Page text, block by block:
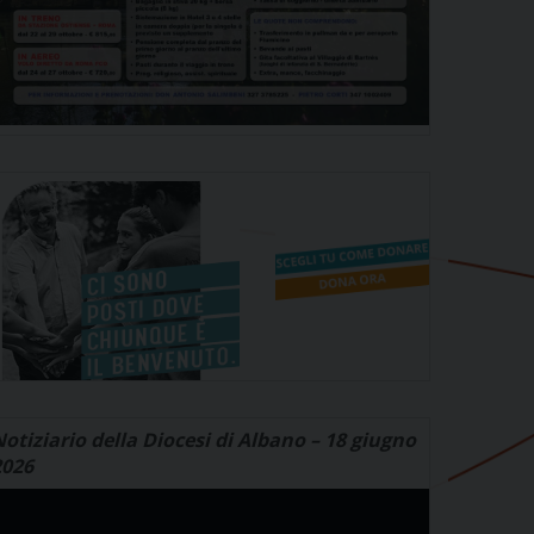
della Diocesi di Albano – 18 giugno